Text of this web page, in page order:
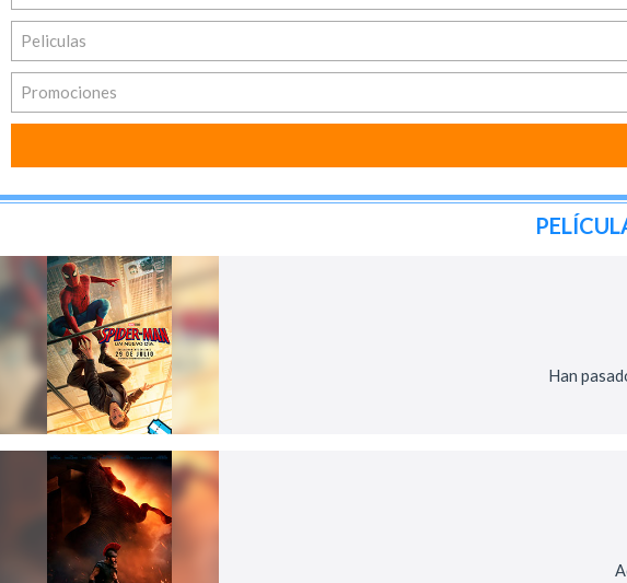
Peliculas
Promociones
Han